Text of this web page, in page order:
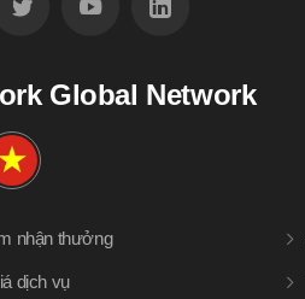
Global Network
nhận thưởng
dịch vụ